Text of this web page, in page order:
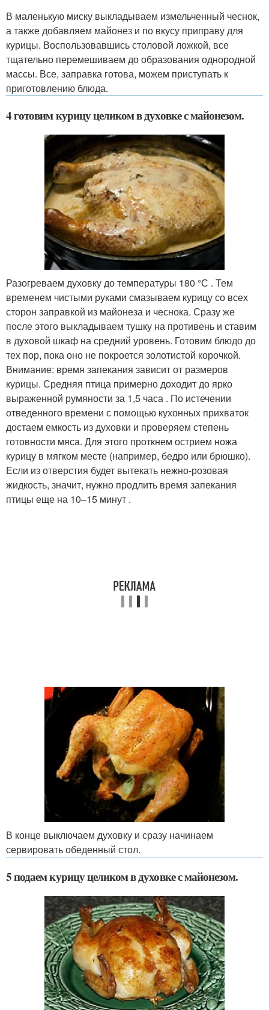
В маленькую миску выкладываем измельченный чеснок,
а также добавляем майонез и по вкусу приправу для
курицы. Воспользовавшись столовой ложкой, все
тщательно перемешиваем до образования однородной
массы. Все, заправка готова, можем приступать к
приготовлению блюда.
4 готовим курицу целиком в духовке с майонезом.
Разогреваем духовку до температуры 180 °С . Тем
временем чистыми руками смазываем курицу со всех
сторон заправкой из майонеза и чеснока. Сразу же
после этого выкладываем тушку на противень и ставим
в духовой шкаф на средний уровень. Готовим блюдо до
тех пор, пока оно не покроется золотистой корочкой.
Внимание: время запекания зависит от размеров
курицы. Средняя птица примерно доходит до ярко
выраженной румяности за 1,5 часа . По истечении
отведенного времени с помощью кухонных прихваток
достаем емкость из духовки и проверяем степень
готовности мяса. Для этого проткнем острием ножа
курицу в мягком месте (например, бедро или брюшко).
Если из отверстия будет вытекать нежно-розовая
жидкость, значит, нужно продлить время запекания
птицы еще на 10–15 минут .
В конце выключаем духовку и сразу начинаем
сервировать обеденный стол.
5 подаем курицу целиком в духовке с майонезом.